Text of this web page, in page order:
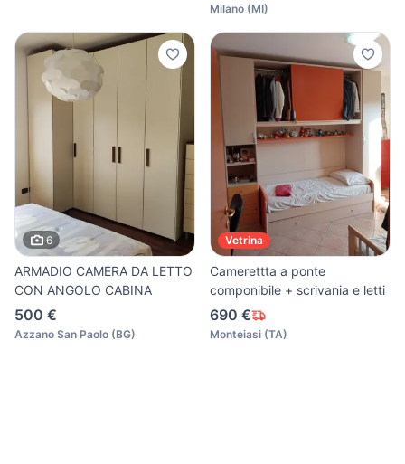
Milano (MI)
6
ARMADIO CAMERA DA LETTO
CON ANGOLO CABINA
500 €
Azzano San Paolo (BG)
Vetrina
Camerettta a ponte
componibile + scrivania e letti
690 €
Monteiasi (TA)